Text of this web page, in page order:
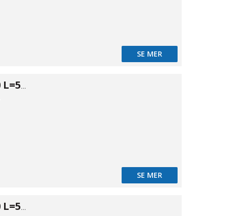
SE MER
Tryckrör PN10 L=5m Ø25
SE MER
Tryckrör PN10 L=5m Ø32